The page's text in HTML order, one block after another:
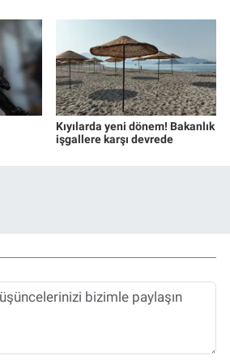
Kıyılarda yeni dönem! Bakanlık
işgallere karşı devrede